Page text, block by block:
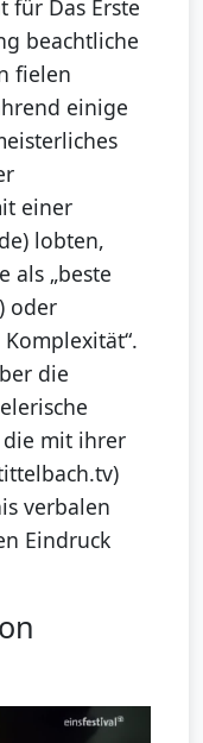
für Das Erste
beachtliche
fielen
einige
einer
lobten,
als „beste
oder
die
die mit ihrer
verbalen
Eindruck